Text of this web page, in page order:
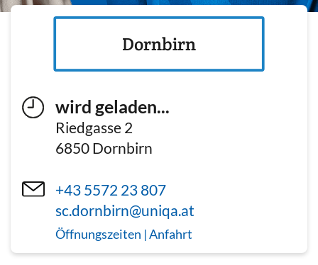
wird geladen...
Riedgasse 2
6850 Dornbirn
+43 5572 23 807
sc.dornbirn@uniqa.at
Öffnungszeiten | Anfahrt
Dornbirn